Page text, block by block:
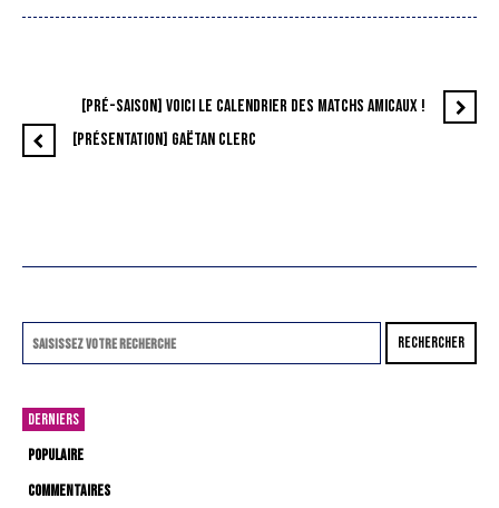
[PRÉ-SAISON] VOICI LE CALENDRIER DES MATCHS AMICAUX !
[PRÉSENTATION] GAËTAN CLERC
RECHERCHER
DERNIERS
POPULAIRE
COMMENTAIRES